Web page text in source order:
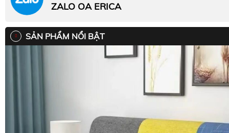
ZALO OA ERICA
SẢN PHẨM NỔI BẬT